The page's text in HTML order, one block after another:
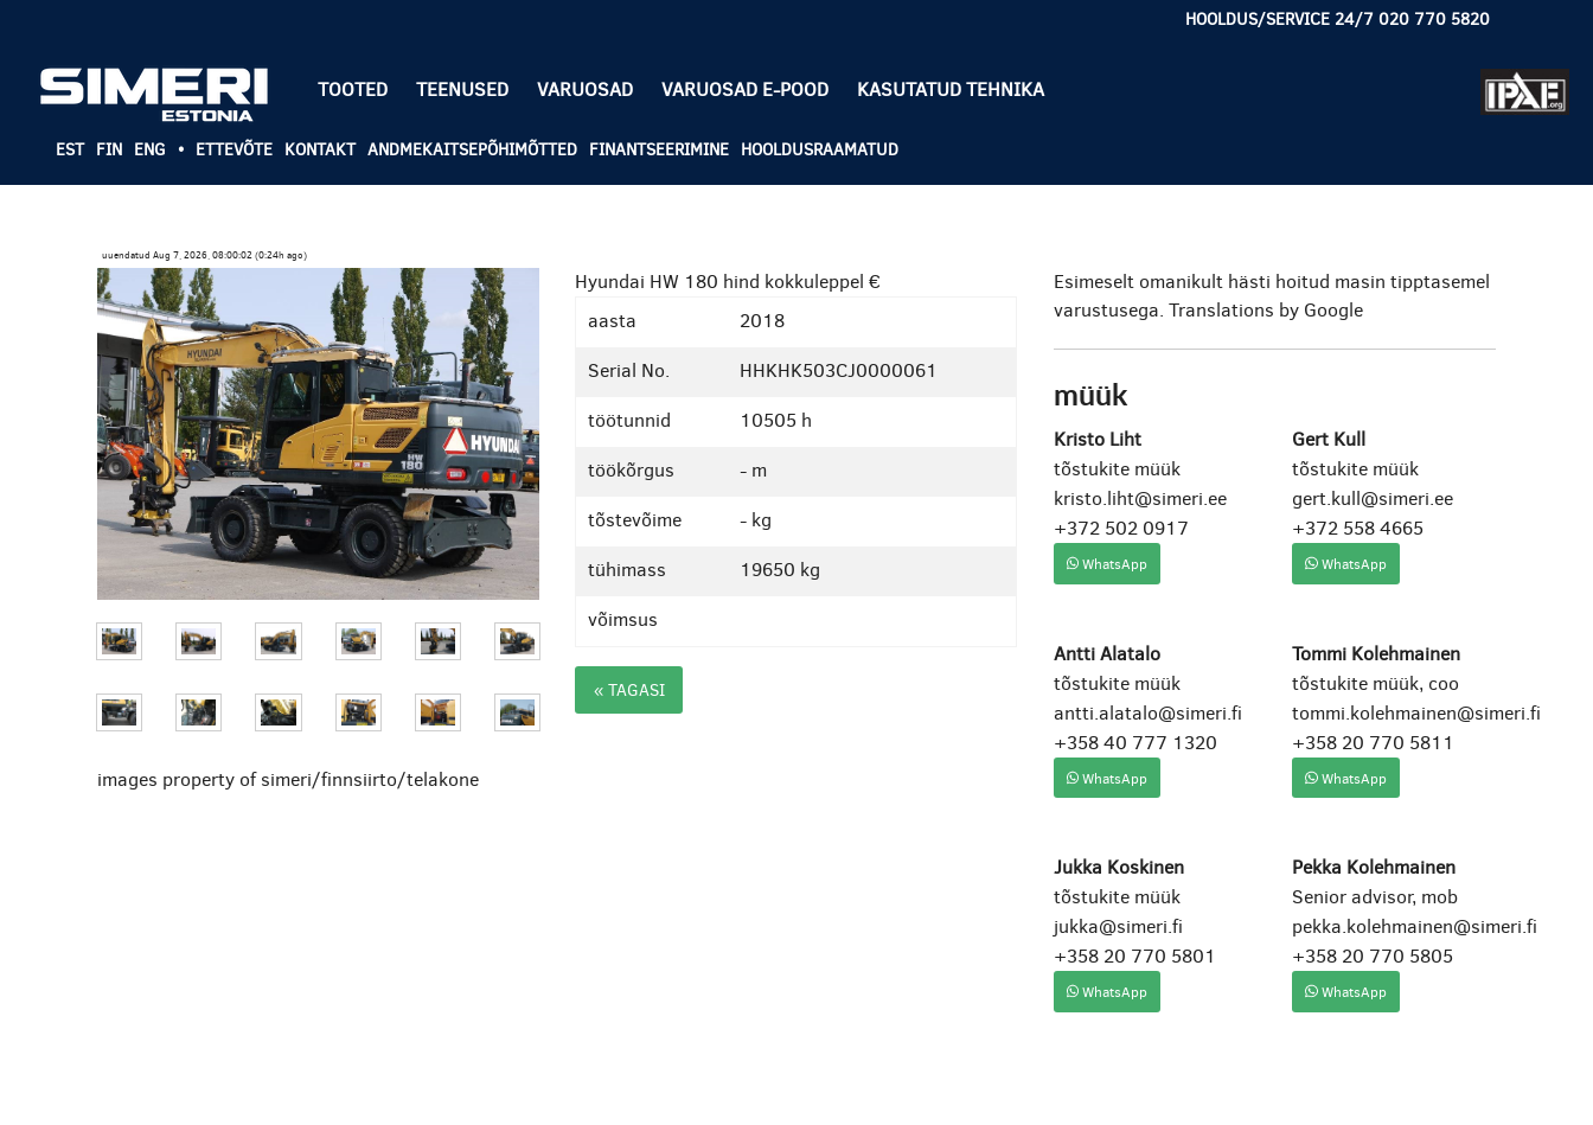
HOOLDUS/SERVICE 24/7 020 770 5820
TOOTED TEENUSED VARUOSAD VARUOSAD E-POOD KASUTATUD TEHNIKA
EST FIN ENG • ETTEVÕTE KONTAKT ANDMEKAITSEPÕHIMÕTTED FINANTSEERIMINE HOOLDUSRAAMATUD
uuendatud Aug 7, 2026, 08:00:02 (0:24h ago)
images property of simeri/finnsiirto/telakone
Hyundai HW 180 hind kokkuleppel €
aasta
2018
Serial No.
HHKHK503CJ0000061
töötunnid
10505 h
töökõrgus
- m
tõstevõime
- kg
tühimass
19650 kg
võimsus
« TAGASI
Esimeselt omanikult hästi hoitud masin tipptasemel
varustusega. Translations by Google
müük
Kristo Liht
tõstukite müük
kristo.liht@simeri.ee
+372 502 0917
WhatsApp
Gert Kull
tõstukite müük
gert.kull@simeri.ee
+372 558 4665
WhatsApp
Antti Alatalo
tõstukite müük
antti.alatalo@simeri.fi
+358 40 777 1320
WhatsApp
Tommi Kolehmainen
tõstukite müük, coo
tommi.kolehmainen@simeri.fi
+358 20 770 5811
WhatsApp
Jukka Koskinen
tõstukite müük
jukka@simeri.fi
+358 20 770 5801
WhatsApp
Pekka Kolehmainen
Senior advisor, mob
pekka.kolehmainen@simeri.fi
+358 20 770 5805
WhatsApp